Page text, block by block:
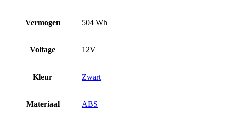
Vermogen 504 Wh
Voltage 12V
Kleur Zwart
Materiaal ABS